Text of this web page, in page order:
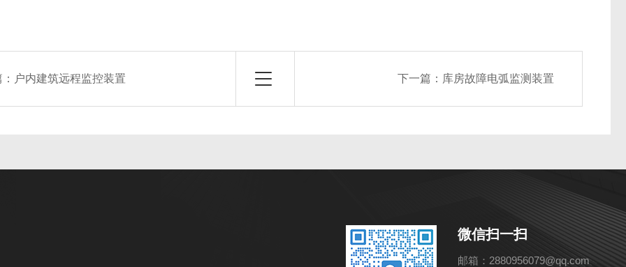
户内建筑远程监控装置 下一篇： 库房故障电弧监测装置
微信扫一扫
邮箱：2880956079@qq.com